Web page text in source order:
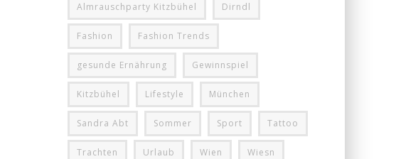
Almrauschparty Kitzbühel Dirndl
Fashion Fashion Trends
gesunde Ernährung Gewinnspiel
Kitzbühel Lifestyle München
Sandra Abt Sommer Sport Tattoo
Trachten Urlaub Wien Wiesn